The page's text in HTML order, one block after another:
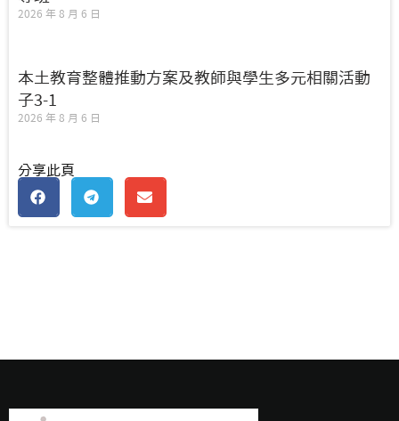
2026 年 8 月 6 日
本土教育整體推動方案及教師與學生多元相關活動
子3-1
2026 年 8 月 6 日
分享此頁